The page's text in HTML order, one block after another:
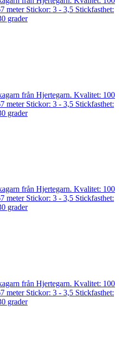
meter Stickor: 3 - 3,5 Stickfasthet:
grader
från Hjertegarn. Kvalitet: 100
meter Stickor: 3 - 3,5 Stickfasthet:
grader
från Hjertegarn. Kvalitet: 100
meter Stickor: 3 - 3,5 Stickfasthet:
grader
från Hjertegarn. Kvalitet: 100
meter Stickor: 3 - 3,5 Stickfasthet:
grader